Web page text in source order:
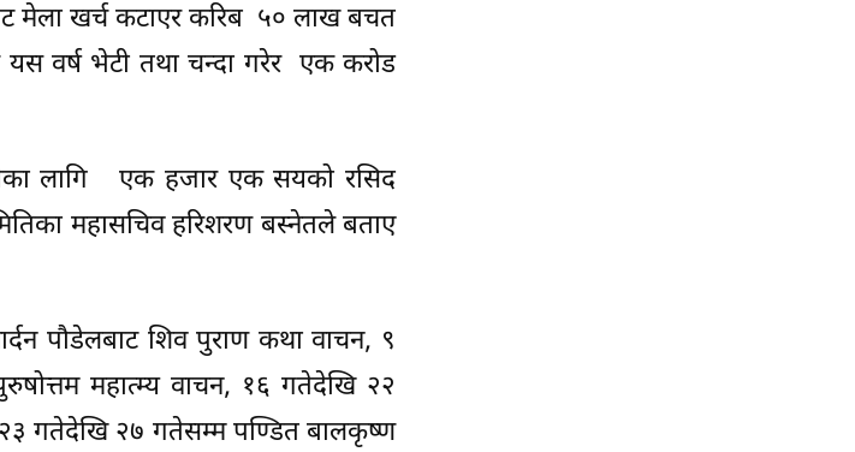
मेला खर्च कटाएर करिब ५० लाख बचत
वर्ष भेटी तथा चन्दा गरेर एक करोड
लागि एक हजार एक सयको रसिद
महासचिव हरिशरण बस्नेतले बताए
पौडेलबाट शिव पुराण कथा वाचन, ९
महात्म्य वाचन, १६ गतेदेखि २२
२३ गतेदेखि २७ गतेसम्म पण्डित बालकृष्ण